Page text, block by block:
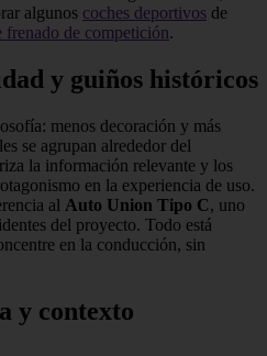
algunos coches deportivos de
frenado de competición.
y guiños históricos
menos decoración y más
se agrupan alrededor del
la información relevante y los
en la experiencia de uso.
al Auto Union Tipo C, uno
del proyecto. Todo está
en la conducción, sin
y contexto